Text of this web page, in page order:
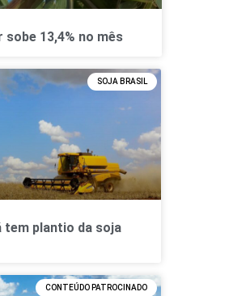
sobe 13,4% no mês
SOJA BRASIL
tem plantio da soja
CONTEÚDO PATROCINADO